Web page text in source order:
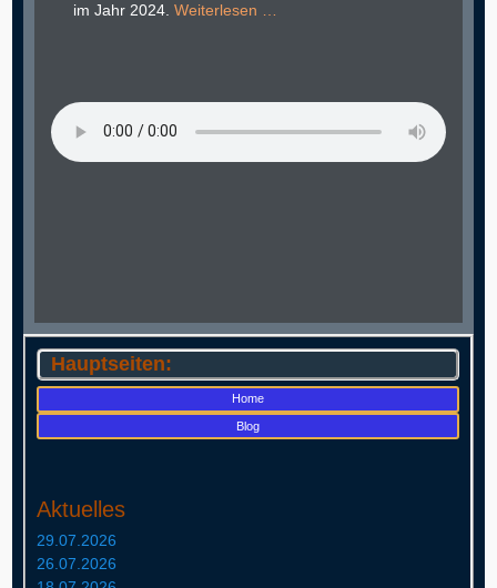
im Jahr 2024.Weiterlesen …
Hauptseiten:
Home
Blog
Aktuelles
29.07.2026
26.07.2026